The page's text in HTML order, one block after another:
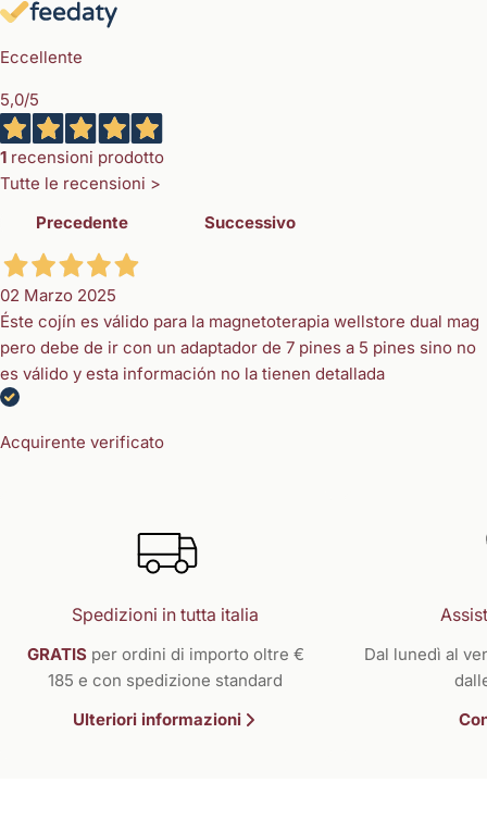
Eccellente
5,0/5
1 recensioni prodotto
Tutte le recensioni >
Precedente
Successivo
02 Marzo 2025
Éste cojín es válido para la magnetoterapia wellstore dual mag
pero debe de ir con un adaptador de 7 pines a 5 pines sino no
es válido y esta información no la tienen detallada
Acquirente verificato
Spedizioni in tutta italia
GRATIS per ordini di importo oltre €
185 e con spedizione standard
Ulteriori informazioni
Dal lunedì al